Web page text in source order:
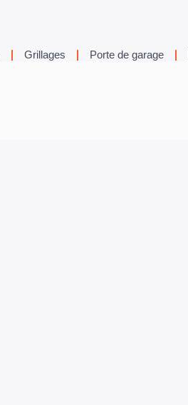
Grillages Porte de garage